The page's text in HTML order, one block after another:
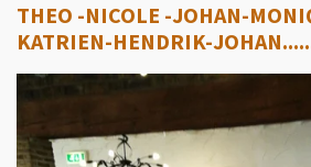
THEO -NICOLE -JOHAN-
KATRIEN-HENDRIK-